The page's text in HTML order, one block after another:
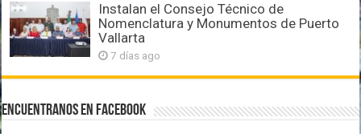
Instalan el Consejo Técnico de
Nomenclatura y Monumentos de Puerto
Vallarta
7 días ago
Encuentranos en Facebook